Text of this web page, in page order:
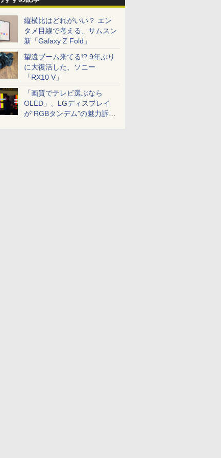
縦横比はどれがいい？ エン
タメ目線で考える、サムスン
新「Galaxy Z Fold」
望遠ブーム来てる!? 9年ぶり
に大復活した、ソニー
「RX10 V」
「画質でテレビ選ぶなら
OLED」、LGディスプレイ
が“RGBタンデム”の魅力訴